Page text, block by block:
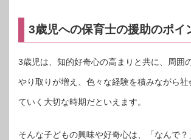
3歳児への保育士の援助のポイ
3歳児は、知的好奇心の高まりと共に、周囲
やり取りが増え、色々な経験を積みながら社
ていく大切な時期だといえます。
そんな子どもの興味や好奇心は、「なんで？